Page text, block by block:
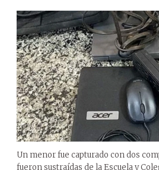
Un menor fue capturado con dos
fueron sustraídas de la Escuela y